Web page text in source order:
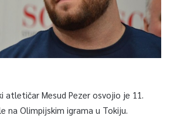
atletičar Mesud Pezer osvojio je 11.
na Olimpijskim igrama u Tokiju.